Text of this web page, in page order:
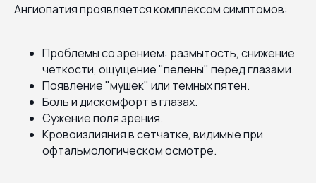
Ангиопатия проявляется комплексом симптомов:
Проблемы со зрением: размытость, снижение
четкости, ощущение "пелены" перед глазами.
Появление "мушек" или темных пятен.
Боль и дискомфорт в глазах.
Сужение поля зрения.
Кровоизлияния в сетчатке, видимые при
офтальмологическом осмотре.